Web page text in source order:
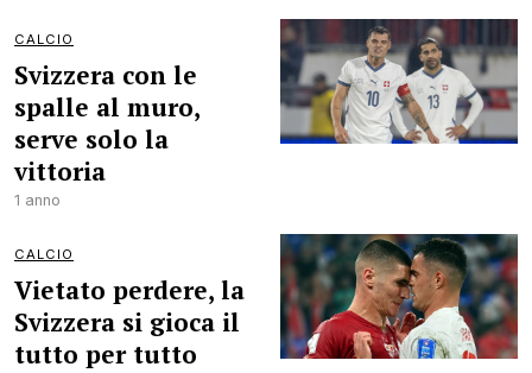
CALCIO
Svizzera con le
spalle al muro,
serve solo la
vittoria
1 anno
CALCIO
Vietato perdere, la
Svizzera si gioca il
tutto per tutto